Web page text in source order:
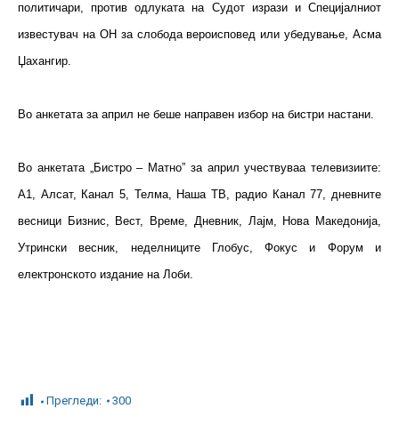
политичари, против одлуката на Судот изрази и Специјалниот
известувач на ОН за слобода вероисповед или убедување, Асма
Џахангир.
Во анкетата за април не беше направен избор на бистри настани.
Во анкетата „Бистро – Матно” за април учествуваа телевизиите:
А1, Алсат, Канал 5, Телма, Наша ТВ, радио Канал 77, дневните
весници Бизнис, Вест, Време, Дневник, Лајм, Нова Македонија,
Утрински весник, неделниците Глобус, Фокус и Форум и
електронското издание на Лоби.
Прегледи: 300